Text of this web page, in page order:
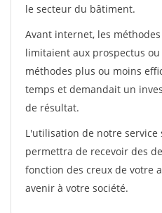
le secteur du bâtiment.
Avant internet, les
limitaient aux prospectus
méthodes plus ou moins
temps et demandait un
de résultat.
L'utilisation de notre service
permettra de recevoir des
fonction des creux de votre
avenir à votre société.